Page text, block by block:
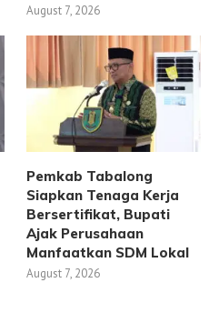
August 7, 2026
Pemkab Tabalong
Siapkan Tenaga Kerja
Bersertifikat, Bupati
Ajak Perusahaan
Manfaatkan SDM Lokal
August 7, 2026